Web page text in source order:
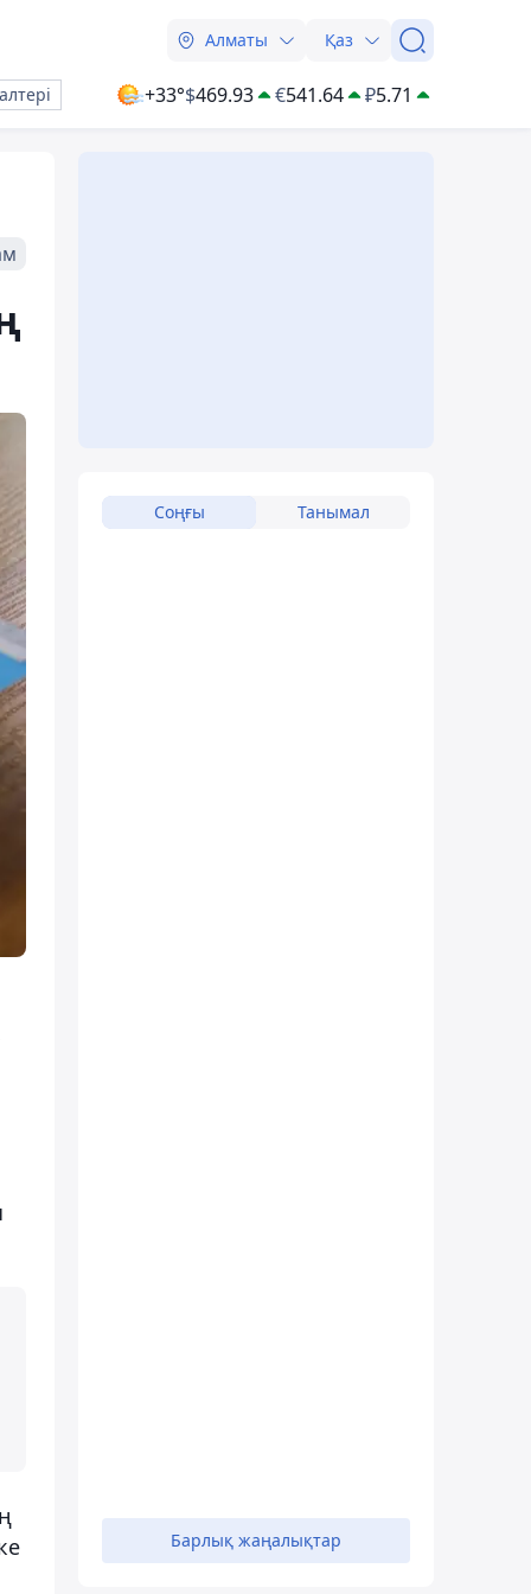
Алматы Қаз
+33°$469.93 €541.64 ₽5.71
Соңғы Танымал
Барлық жаңалықтар